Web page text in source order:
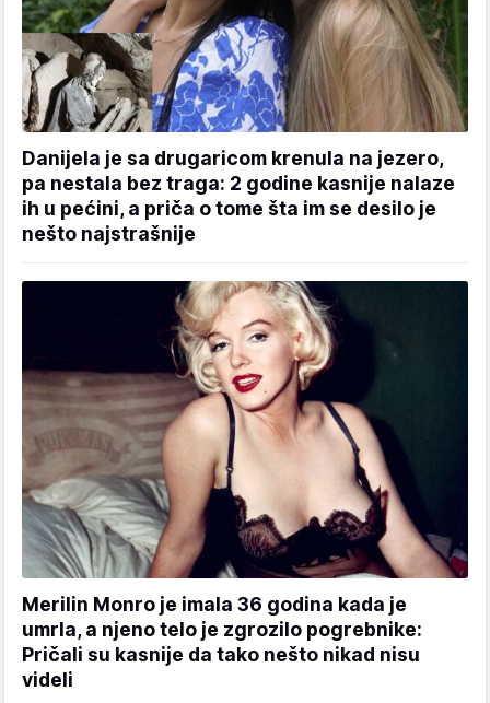
Danijela je sa drugaricom krenula na jezero,
pa nestala bez traga: 2 godine kasnije nalaze
ih u pećini, a priča o tome šta im se desilo je
nešto najstrašnije
Merilin Monro je imala 36 godina kada je
umrla, a njeno telo je zgrozilo pogrebnike:
Pričali su kasnije da tako nešto nikad nisu
videli